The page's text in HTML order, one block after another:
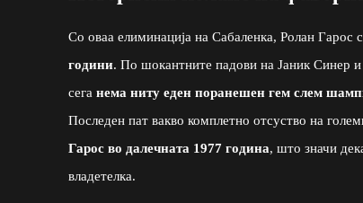
Со оваа елиминација на Сабаленка, Ролан Гарос
години. По шокантните падови на Јаник Синер
сега нема ниту еден поранешен гем слем
Последен пат вакво комплетно отсуство на
Гарос во далечната 1977 година, што значи
владетелка.